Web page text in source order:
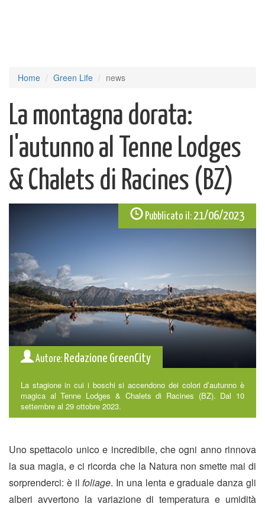
Home Green Life news
La montagna dorata:
l'autunno al Tenne Lodges
& Chalets di Racines (BZ)
Pubblicato il:21/06/2023
Autore: Redazione GreenCity
La stagione in cui i boschi si accendono dei colori d’autunno è
magica al Tenne Lodges & Chalets di Racines (BZ). Dal 10
settembre al 29 ottobre 2023.
Uno spettacolo unico e incredibile, che ogni anno rinnova
la sua magia, e ci ricorda che la Natura non smette mai di
sorprenderci: è ilfoliage. In una lenta e graduale danza gli
alberi avvertono la variazione di temperatura e umidità